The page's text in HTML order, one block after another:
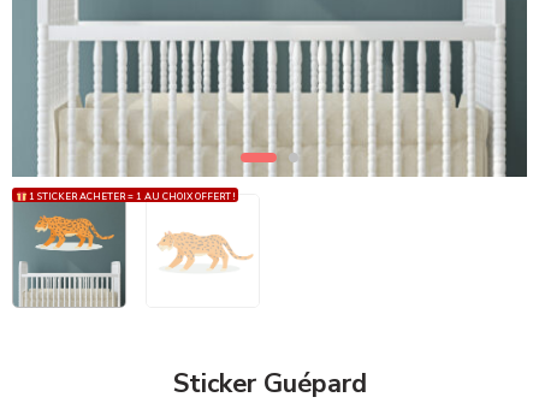
1 STICKER ACHETER = 1 AU CHOIX OFFERT !
Sticker Guépard